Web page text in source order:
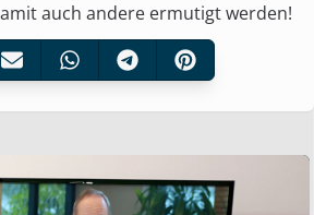
auch andere ermutigt werden!